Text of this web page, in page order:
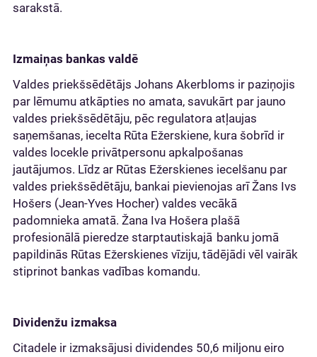
sarakstā.
Izmaiņas bankas valdē
Valdes priekšsēdētājs Johans Akerbloms ir paziņojis
par lēmumu atkāpties no amata, savukārt par jauno
valdes priekšsēdētāju, pēc regulatora atļaujas
saņemšanas, iecelta Rūta Ežerskiene, kura šobrīd ir
valdes locekle privātpersonu apkalpošanas
jautājumos. Līdz ar Rūtas Ežerskienes iecelšanu par
valdes priekšsēdētāju, bankai pievienojas arī Žans Ivs
Hošers (Jean-Yves Hocher) valdes vecākā
padomnieka amatā. Žana Iva Hošera plašā
profesionālā pieredze starptautiskajā banku jomā
papildinās Rūtas Ežerskienes vīziju, tādējādi vēl vairāk
stiprinot bankas vadības komandu.
Dividenžu izmaksa
Citadele ir izmaksājusi dividendes 50,6 miljonu eiro